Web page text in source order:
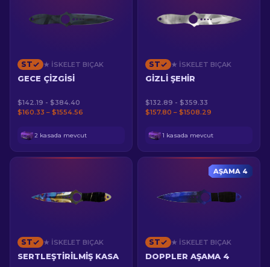
ST ★ İSKELET BIÇAK
GECE ÇIZGISI
$142.19 - $384.40
$160.33 – $1554.56
2 kasada mevcut
ST ★ İSKELET BIÇAK
GIZLI ŞEHIR
$132.89 - $359.33
$157.80 – $1508.29
1 kasada mevcut
ST ★ İSKELET BIÇAK
SERTLEŞTIRILMIŞ KASA
AŞAMA 4
ST ★ İSKELET BIÇAK
DOPPLER AŞAMA 4